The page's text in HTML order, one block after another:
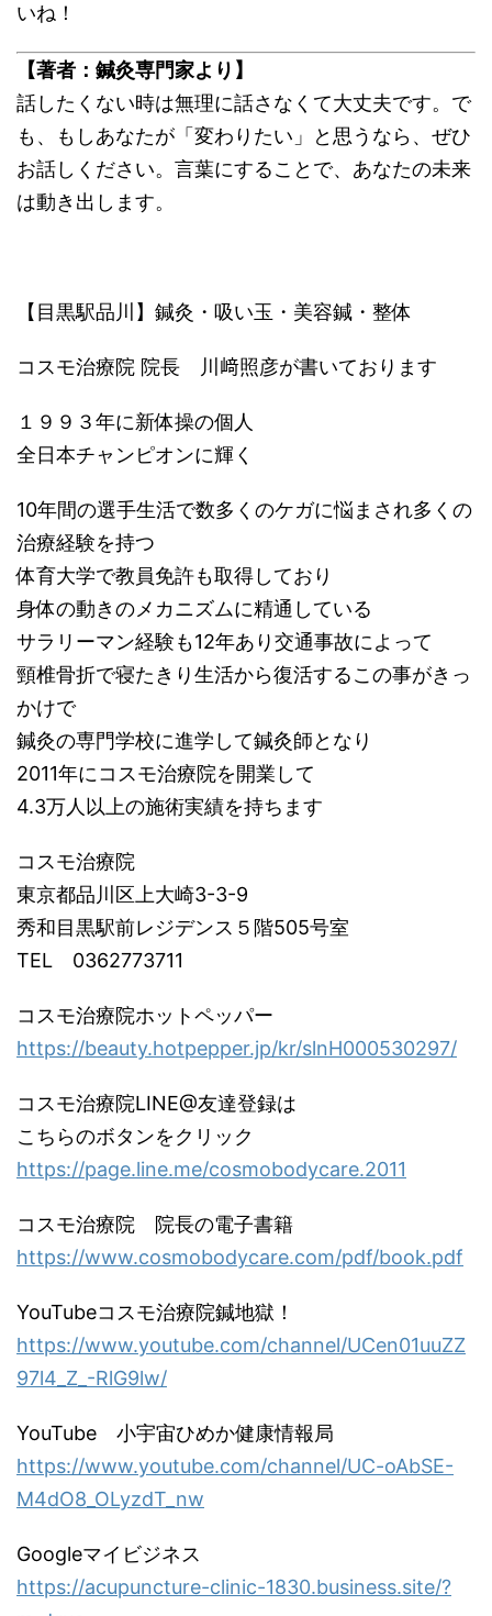
いね！
【著者：鍼灸専門家より】
話したくない時は無理に話さなくて大丈夫です。で
も、もしあなたが「変わりたい」と思うなら、ぜひ
お話しください。言葉にすることで、あなたの未来
は動き出します。
【目黒駅品川】鍼灸・吸い玉・美容鍼・整体
コスモ治療院 院長 川﨑照彦が書いております
１９９３年に新体操の個人
全日本チャンピオンに輝く
10年間の選手生活で数多くのケガに悩まされ多くの
治療経験を持つ
体育大学で教員免許も取得しており
身体の動きのメカニズムに精通している
サラリーマン経験も12年あり交通事故によって
頸椎骨折で寝たきり生活から復活するこの事がきっ
かけで
鍼灸の専門学校に進学して鍼灸師となり
2011年にコスモ治療院を開業して
4.3万人以上の施術実績を持ちます
コスモ治療院
東京都品川区上大崎3-3-9
秀和目黒駅前レジデンス５階505号室
TEL 0362773711
コスモ治療院ホットペッパー
https://beauty.hotpepper.jp/kr/slnH000530297/
コスモ治療院LINE@友達登録は
こちらのボタンをクリック
https://page.line.me/cosmobodycare.2011
コスモ治療院 院長の電子書籍
https://www.cosmobodycare.com/pdf/book.pdf
YouTubeコスモ治療院鍼地獄！
https://www.youtube.com/channel/UCen01uuZZ
97l4_Z_-RlG9lw/
YouTube 小宇宙ひめか健康情報局
https://www.youtube.com/channel/UC-oAbSE-
M4dO8_OLyzdT_nw
Googleマイビジネス
https://acupuncture-clinic-1830.business.site/?